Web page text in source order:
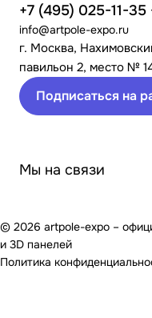
+7 (495) 025-11-35
info@artpole-expo.ru
г. Москва,
павильон 2, место №
Подписаться на
Мы на связи
© 2026 artpole-expo –
и 3D панелей
Политика